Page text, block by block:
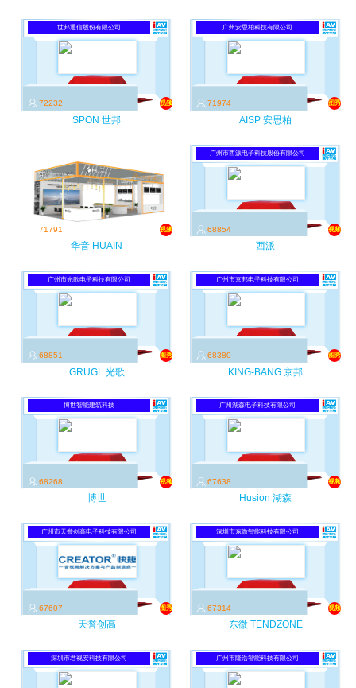
世邦通信股份有限公司
视频
72232
SPON 世邦
广州安思柏科技有限公司
图秀
71974
AISP 安思柏
视频
71791
华音 HUAIN
广州市西派电子科技股份有限公司
视频
68854
西派
广州市光歌电子科技有限公司
图秀
68851
GRUGL 光歌
广州市京邦电子科技有限公司
图秀
68380
KING-BANG 京邦
博世智能建筑科技
视频
68268
博世
广州湖森电子科技有限公司
视频
67638
Husion 湖森
广州市天誉创高电子科技有限公司
图秀
67607
天誉创高
深圳市东微智能科技有限公司
视频
67314
东微 TENDZONE
深圳市君视安科技有限公司 广州市隆浩智能科技有限公司